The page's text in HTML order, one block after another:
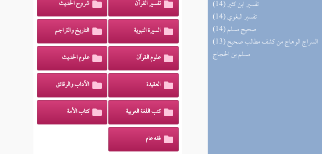
(14) تفسير ابن كثير
(14) تفسير البغوي
(14) صحيح مسلم
(13) السراج الوهاج من كشف مطالب صحيح
مسلم بن الحجاج
تفسير القرآن شروح الحديث
السيرة النبوية التاريخ والتراجم
علوم القرآن علوم الحديث
العقيدة الآداب والرقائق
كتب اللغة العربية كتاب الأمة
فقه عام